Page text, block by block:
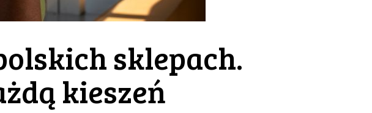
sklepach.
kieszeń